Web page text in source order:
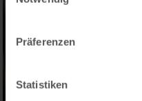
Präferenzen
Statistiken